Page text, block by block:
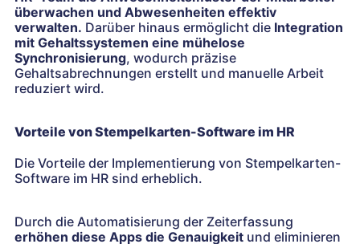
überwachen und Abwesenheiten effektiv
verwalten. Darüber hinaus ermöglicht die Integration
mit Gehaltssystemen eine mühelose
Synchronisierung, wodurch präzise
Gehaltsabrechnungen erstellt und manuelle Arbeit
reduziert wird.
Vorteile von Stempelkarten-Software im HR
Die Vorteile der Implementierung von Stempelkarten-
Software im HR sind erheblich.
Durch die Automatisierung der Zeiterfassung
erhöhen diese Apps die Genauigkeit und eliminieren